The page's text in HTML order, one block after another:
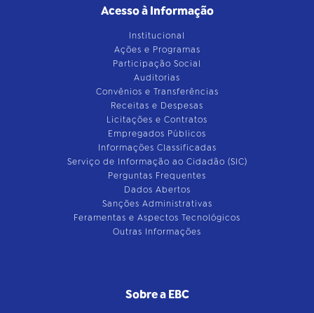
Acesso à Informação
Institucional
Ações e Programas
Participação Social
Auditorias
Convênios e Transferências
Receitas e Despesas
Licitações e Contratos
Empregados Públicos
Informações Classificadas
Serviço de Informação ao Cidadão (SIC)
Perguntas Frequentes
Dados Abertos
Sanções Administrativas
Feramentas e Aspectos Tecnológicos
Outras Informações
Sobre a EBC